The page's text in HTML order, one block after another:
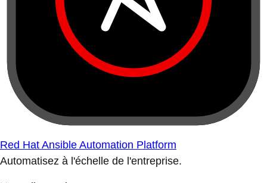
Red Hat Ansible Automation Platform
Automatisez à l'échelle de l'entreprise.